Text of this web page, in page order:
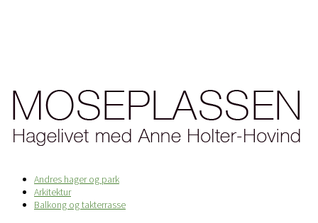
Andres hager og park
Arkitektur
Balkong og takterrasse